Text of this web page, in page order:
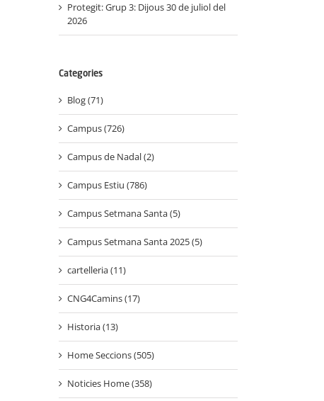
Protegit: Grup 3: Dijous 30 de juliol del
2026
Categories
Blog (71)
Campus (726)
Campus de Nadal (2)
Campus Estiu (786)
Campus Setmana Santa (5)
Campus Setmana Santa 2025 (5)
cartelleria (11)
CNG4Camins (17)
Historia (13)
Home Seccions (505)
Noticies Home (358)